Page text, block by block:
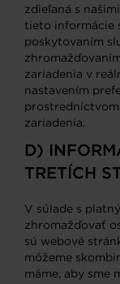
zdieľaná s
tieto informácie
poskytovaním
zariadenia v
nastavením
zariadenia.
D)
TRETÍCH
V súlade s
zhromažďovať
sú webové
môžeme
máme, aby sme